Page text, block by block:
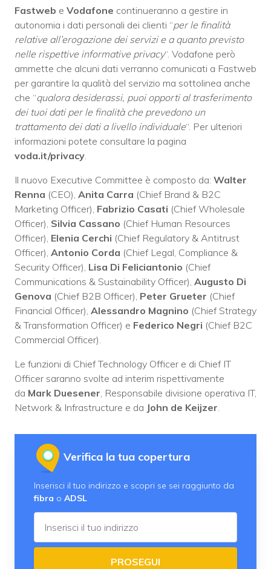
Fastweb e Vodafone continueranno a gestire in
autonomia i dati personali dei clienti “per le finalità
relative all’erogazione dei servizi e a quanto previsto
nelle rispettive informative privacy“. Vodafone però
ammette che alcuni dati verranno comunicati a Fastweb
per garantire la qualità del servizio ma sottolinea anche
che “qualora desiderassi, puoi opporti al trasferimento
dei tuoi dati per le finalità che prevedono un
trattamento dei dati a livello individuale“. Per ulteriori
informazioni potete consultare la pagina
voda.it/privacy
Il nuovo Executive Committee è composto da: Walter
Renna (CEO), Anita Carra (Chief Brand & B2C
Marketing Officer), Fabrizio Casati (Chief Wholesale
Officer), Silvia Cassano (Chief Human Resources
Officer), Elenia Cerchi (Chief Regulatory & Antitrust
Officer), Antonio Corda (Chief Legal, Compliance &
Security Officer), Lisa Di Feliciantonio (Chief
Communications & Sustainability Officer), Augusto Di
Genova (Chief B2B Officer), Peter Grueter (Chief
Financial Officer), Alessandro Magnino (Chief Strategy
& Transformation Officer) e Federico Negri (Chief B2C
Commercial Officer).
Le funzioni di Chief Technology Officer e di Chief IT
Officer saranno svolte ad interim rispettivamente
da Mark Duesener , Responsabile divisione operativa IT,
Network & Infrastructure e da John de Keijzer
Verifica la tua copertura
Inserisci il tuo indirizzo e scopri se sei raggiunto da
fibra o ADSL
PROSEGUI